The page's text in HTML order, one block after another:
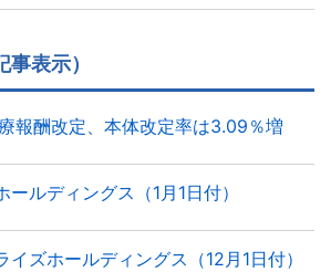
表示）
報酬改定、本体改定率は3.09％増
ールディングス（1月1日付）
イズホールディングス（12月1日付）